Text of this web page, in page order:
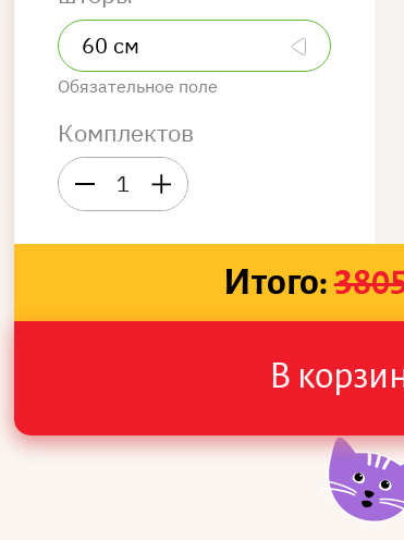
Обязательное поле
Комплектов
1
Итого:
В